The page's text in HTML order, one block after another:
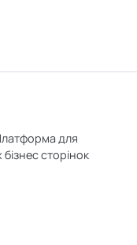
для
сторінок